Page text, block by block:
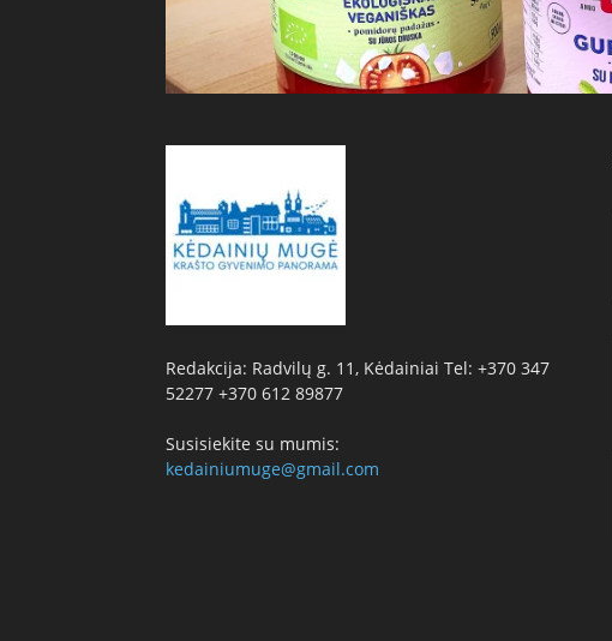
Redakcija: Radvilų g. 11, Kėdainiai Tel: +370 347
52277 +370 612 89877
Susisiekite su mumis:
kedainiumuge@gmail.com